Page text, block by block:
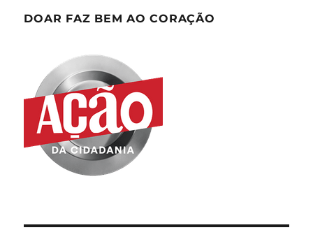
DOAR FAZ BEM AO CORAÇÃO